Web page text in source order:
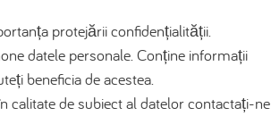
protejării confidențialității.
datele personale. Conține informații
beneficia de acestea.
calitate de subiect al datelor contactați-ne